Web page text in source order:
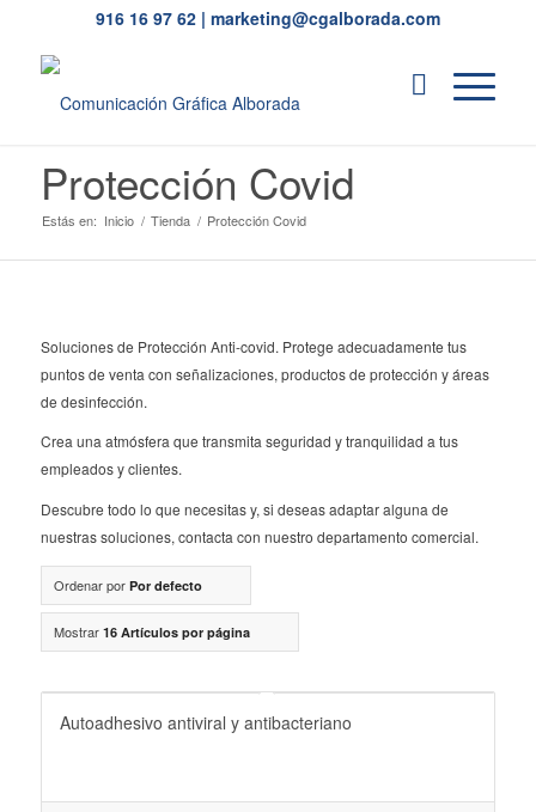
916 16 97 62| marketing@cgalborada.com
Protección Covid
Estás en: Inicio / Tienda / Protección Covid
Soluciones de Protección Anti-covid. Protege adecuadamente tus
puntos de venta con señalizaciones, productos de protección y áreas
de desinfección.
Crea una atmósfera que transmita seguridad y tranquilidad a tus
empleados y clientes.
Descubre todo lo que necesitas y, si deseas adaptar alguna de
nuestras soluciones, contacta con nuestro departamento comercial.
Ordenar por Por defecto
Mostrar 16 Artículos por página
Autoadhesivo antiviral y antibacteriano